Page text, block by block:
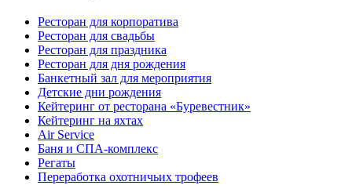
Ресторан для корпоратива
Ресторан для свадьбы
Ресторан для праздника
Ресторан для дня рождения
Банкетный зал для мероприятия
Детские дни рождения
Кейтеринг от ресторана «Буревестник»
Кейтеринг на яхтах
Air Service
Баня и СПА-комплекс
Регаты
Переработка охотничьих трофеев